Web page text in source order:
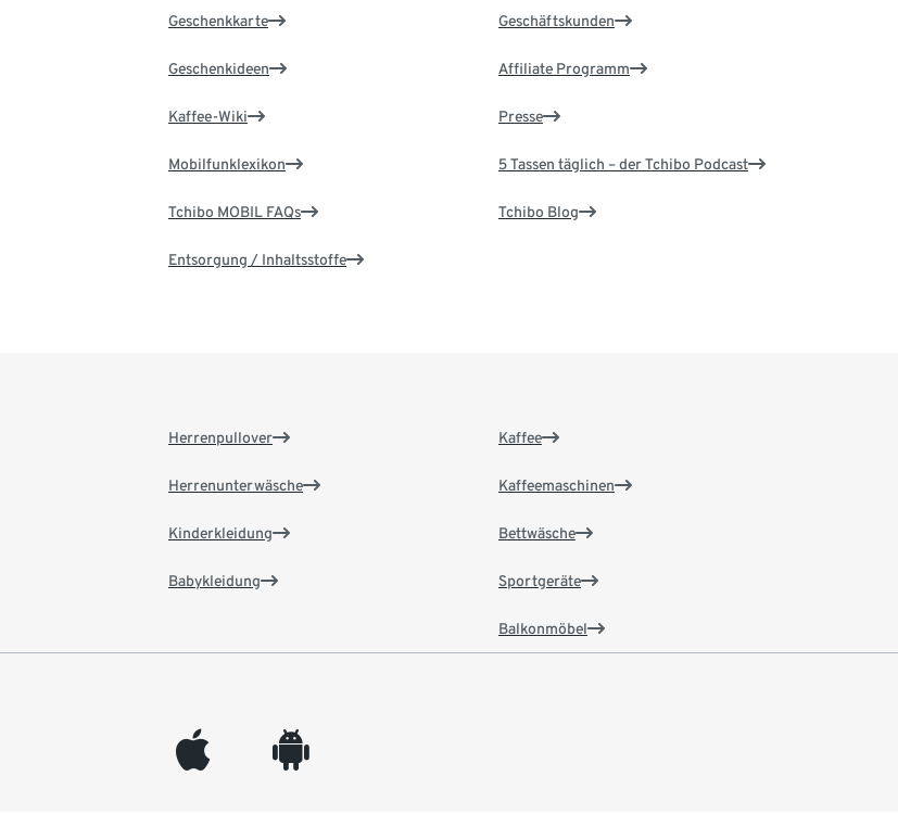
Geschenkkarte
Geschenkideen
Kaffee-Wiki
Mobilfunklexikon
Tchibo MOBIL FAQs
Entsorgung / Inhaltsstoffe
Geschäftskunden
Affiliate Programm
Presse
5 Tassen täglich – der Tchibo Podcast
Tchibo Blog
Herrenpullover
Herrenunterwäsche
Kinderkleidung
Babykleidung
Kaffee
Kaffeemaschinen
Bettwäsche
Sportgeräte
Balkonmöbel
appleinc android